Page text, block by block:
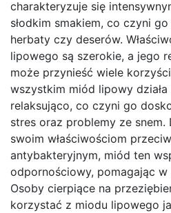
charakteryzuje się
słodkim smakiem, co czyni
herbaty czy deserów.
lipowego są szerokie, a jego
może przynieść wiele
wszystkim miód lipowy
relaksująco, co czyni go
stres oraz problemy ze
swoim właściwościom
antybakteryjnym, miód ten
odpornościowy, pomagając
Osoby cierpiące na
korzystać z miodu lipowego